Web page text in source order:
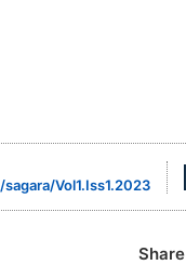
sagara/Vol1.Iss1.2023
Share